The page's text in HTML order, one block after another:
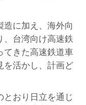
造に加え、海外向
、台湾向け高速鉄
てきた高速鉄道車
を活かし、計画ど
おり日立を通じ